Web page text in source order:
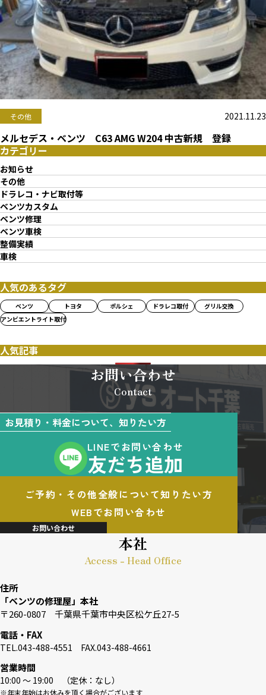
その他 2021.11.23
メルセデス・ベンツ C63 AMG W204 中古新規 登録
カテゴリー
お知らせ
その他
ドラレコ・ナビ取付等
ベンツカスタム
ベンツ修理
ベンツ車検
整備実績
車検
人気のあるタグ
ベンツ トヨタ ポルシェ ドラレコ取付
グリル交換
アンビエントライト取付
人気記事
お問い合わせ
Contact
お見積り・料金について、知りたい方
LINEでお問い合わせ
友だち追加
ご予約・その他全般について知りたい方
WEBでお問い合わせ
お問い合わせ
本社
Access - Head Office
住所
「ベンツの修理屋」本社
〒260-0807 千葉県千葉市中央区松ケ丘27-5
電話・FAX
TEL.043-488-4551 FAX.043-488-4661
営業時間
10:00 〜 19:00 （定休：なし）
※年末年始はお休みを頂く場合がございます